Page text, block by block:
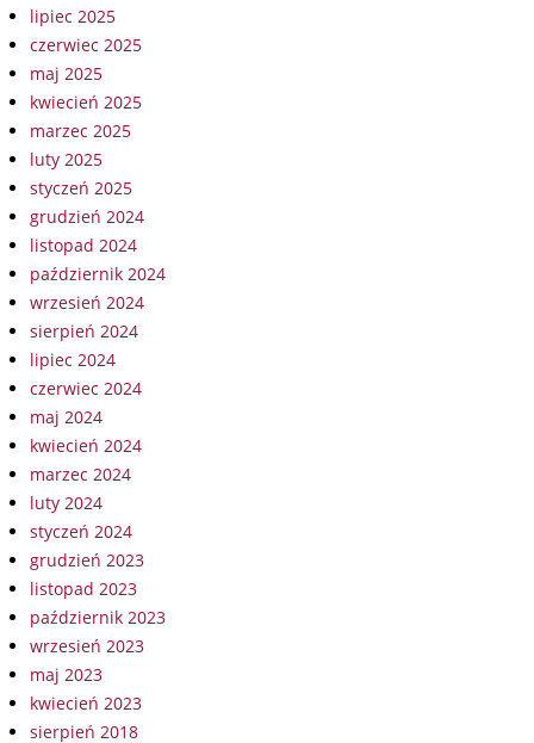
lipiec 2025
czerwiec 2025
maj 2025
kwiecień 2025
marzec 2025
luty 2025
styczeń 2025
grudzień 2024
listopad 2024
październik 2024
wrzesień 2024
sierpień 2024
lipiec 2024
czerwiec 2024
maj 2024
kwiecień 2024
marzec 2024
luty 2024
styczeń 2024
grudzień 2023
listopad 2023
październik 2023
wrzesień 2023
maj 2023
kwiecień 2023
sierpień 2018